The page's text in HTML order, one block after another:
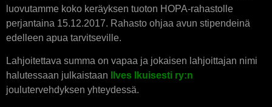
luovutamme koko keräyksen tuoton HOPA-rahastolle
perjantaina 15.12.2017. Rahasto ohjaa avun stipendeinä
edelleen apua tarvitseville.
Lahjoitettava summa on vapaa ja jokaisen lahjoittajan nimi
halutessaan julkaistaan
Ilves Ikuisesti ry:n
joulutervehdyksen yhteydessä.